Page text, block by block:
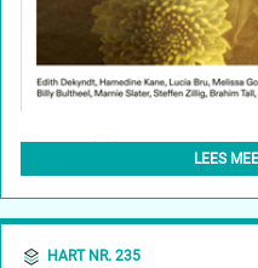
GLEAN (EN) 1, AUTUMN 2023
LEES
HART NR. 235